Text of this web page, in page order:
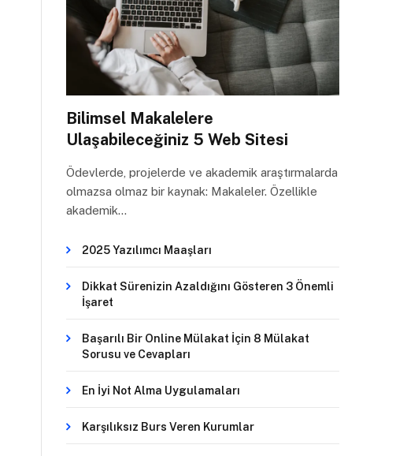
Bilimsel Makalelere
Ulaşabileceğiniz 5 Web Sitesi
Ödevlerde, projelerde ve akademik araştırmalarda
olmazsa olmaz bir kaynak: Makaleler. Özellikle
akademik…
2025 Yazılımcı Maaşları
Dikkat Sürenizin Azaldığını Gösteren 3 Önemli
İşaret
Başarılı Bir Online Mülakat İçin 8 Mülakat
Sorusu ve Cevapları
En İyi Not Alma Uygulamaları
Karşılıksız Burs Veren Kurumlar